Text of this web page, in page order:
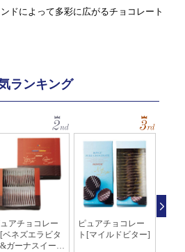
ドによって多彩に広がるチョコレート
ランキング
アチョコレー
[ベネズエラビタ
ガーナスイー
ピュアチョコレー
ト[マイルドビター]